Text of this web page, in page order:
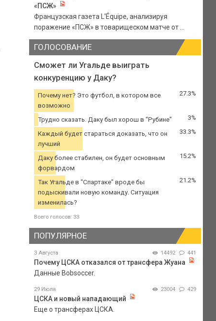
«ПСЖ»
Французская газета L'Équipe, анализируя
поражение «ПСЖ» в товарищеском матче от ...
ГОЛОСОВАНИЕ
Сможет ли Угальде выиграть
конкуренцию у Даку?
Почему нет? Это футбол, в котором все
возможно
27.3%
Трудно сказать. Даку был хорош в "Рубине" 3%
Каждый будет стараться доказать, что он
лучший
33.3%
Даку более стабилен, он будет основным
форвардом
15.2%
Так Угальде в "Спартаке" вроде бы
подыскивали новую команду. Ситуация
изменилась?
21.2%
Всего голосов: 33
ПОПУЛЯРНОЕ
3 Августа 14492 441
Почему ЦСКА отказался от трансфера Жуана
Данные Bobsoccer.
29 Июля 23004 429
ЦСКА и новый нападающий
Еще о трансферах ЦСКА.